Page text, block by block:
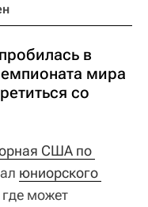
в
мира
со
США по
юниорского
где может